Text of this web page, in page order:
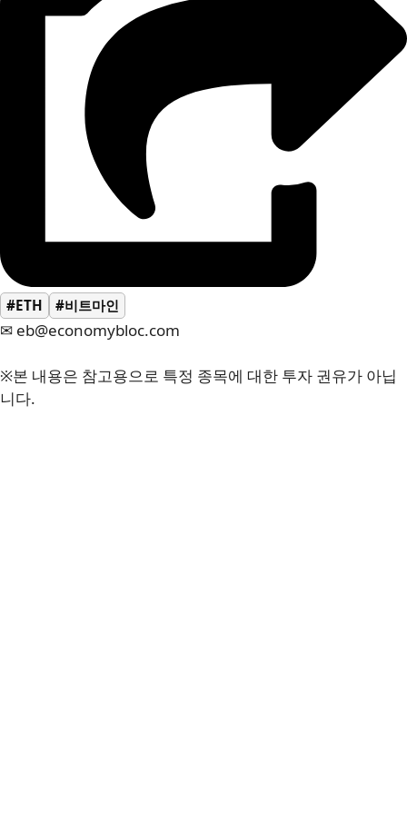
#ETH #비트마인
✉ eb@economybloc.com
※본 내용은 참고용으로 특정 종목에 대한 투자 권유가 아닙
니다.